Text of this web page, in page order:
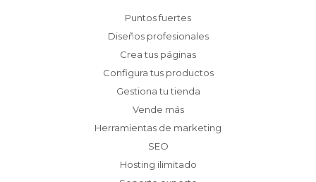
Puntos fuertes
Diseños profesionales
Crea tus páginas
Configura tus productos
Gestiona tu tienda
Vende más
Herramientas de marketing
SEO
Hosting ilimitado